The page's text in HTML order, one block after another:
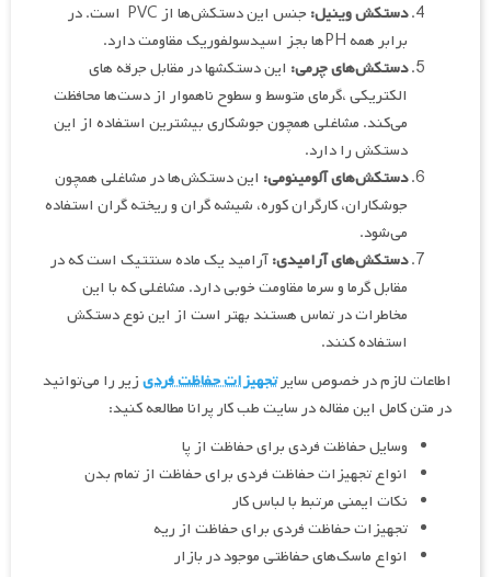
دستکش وینیل:
جنس این دستکش‌ها از PVC است. در
برابر همه PH‌ها بجز اسیدسولفوریک مقاومت دارد.
دستکش‌های چرمی: این دستکشها در مقابل جرقه های
الکتریکی ،گرمای متوسط و سطوح ناهموار از دست‌ها محافظت
می‌کند. مشاغلی همچون جوشکاری بیشترین استفاده از این
دستکش را دارد.
دستکش‌های آلومینومی: این دستکش‌ها در مشاغلی همچون
جوشکاران، کارگران کوره، شیشه گران و ریخته گران استفاده
می‌شود.
دستکش‌های آرامیدی:آرامید یک ماده سنتتیک است که در
مقابل گرما و سرما مقاومت خوبی دارد. مشاغلی که با این
مخاطرات در تماس هستند بهتر است از این نوع دستکش
استفاده کنند.
اطاعات لازم در خصوص سایرتجهیزات حفاظت فردیزیر را می‌توانید
در متن کامل این مقاله در سایت طب کار پرانا مطالعه کنید:
وسایل حفاظت فردی برای حفاظت از پا
انواع تجهیزات حفاظت فردی برای حفاظت از تمام بدن
نکات ایمنی مرتبط با لباس کار
تجهیزات حفاظت فردی برای حفاظت از ریه
انواع ماسک‌های حفاظتی موجود در بازار